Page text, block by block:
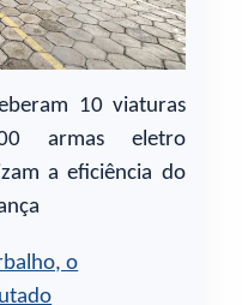
10 viaturas
armas eletro
a eficiência do